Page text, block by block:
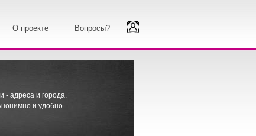
О проекте Вопросы?
- адреса и города.
и удобно.